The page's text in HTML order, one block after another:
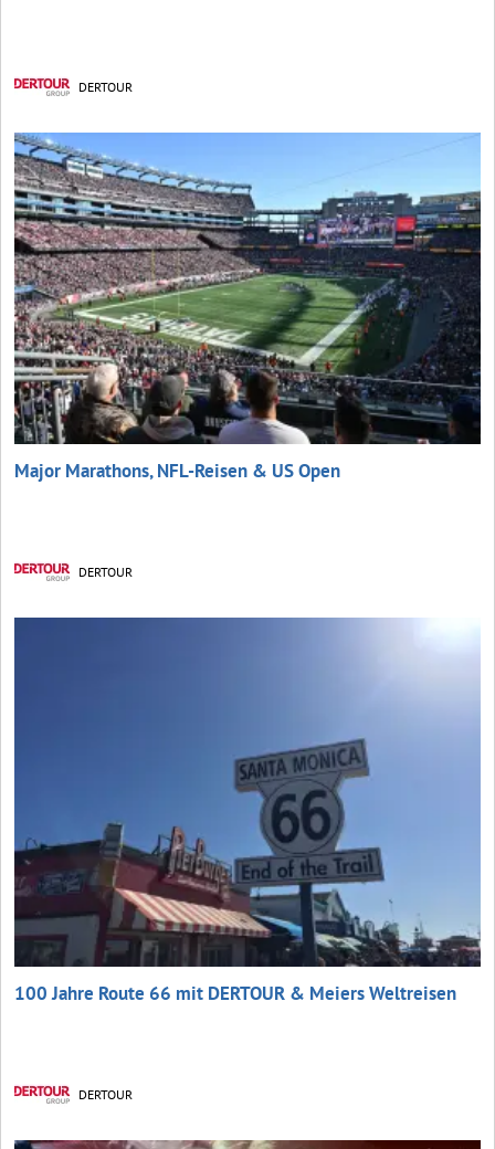
DERTOUR
Major Marathons, NFL-Reisen & US Open
DERTOUR
100 Jahre Route 66 mit DERTOUR & Meiers Weltreisen
DERTOUR